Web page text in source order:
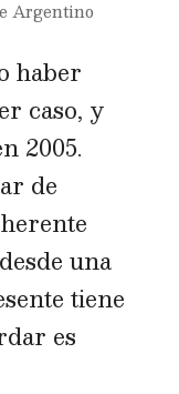
Argentino
haber
caso, y
2005.
de
una
tiene
es